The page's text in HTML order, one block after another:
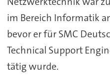
im Bereich Informatik
bevor er für SMC
Technical Support
tätig wurde.